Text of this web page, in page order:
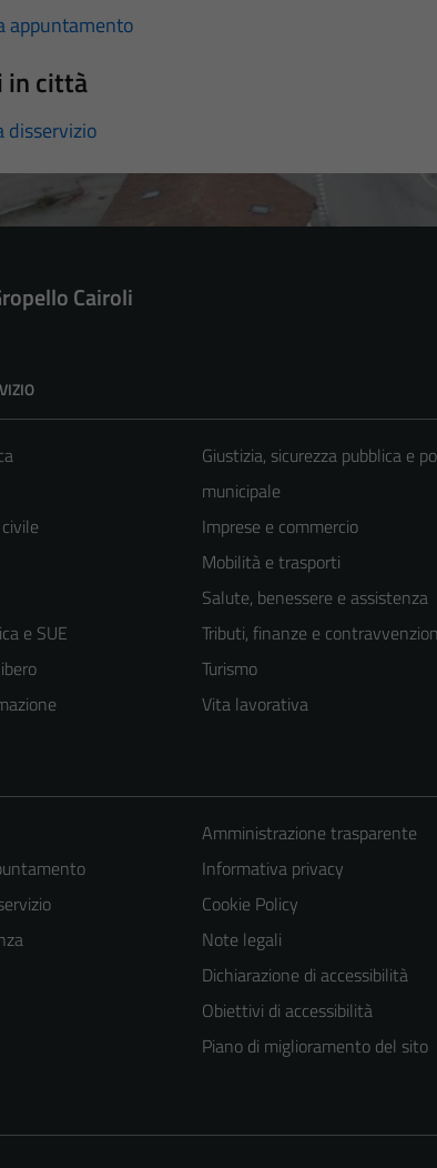
appuntamento
in città
disservizio
Cairoli
e SUE
Giustizia, sicurezza pubblica e
municipale
Imprese e commercio
Mobilità e trasporti
Salute, benessere e assistenza
Tributi, finanze e
Turismo
Vita lavorativa
Amministrazione trasparente
Informativa privacy
Cookie Policy
Note legali
Dichiarazione di accessibilità
Obiettivi di accessibilità
Piano di miglioramento del sito
Tecnici
sono necessari
per il
possono